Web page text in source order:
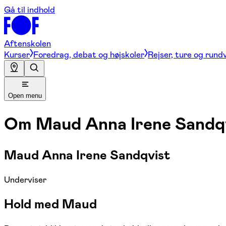
Gå til indhold
Aftenskolen
Kurser Foredrag, debat og højskoler Rejser, ture og
Open menu
Om Maud Anna Irene
Maud Anna Irene Sandqvist
Underviser
Hold med Maud